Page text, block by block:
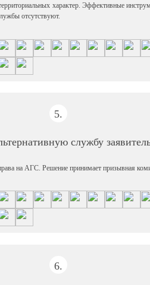
характер. Эффективные
отсутствуют.
5.
службу
на АГС. Решение принимает призывная
6.